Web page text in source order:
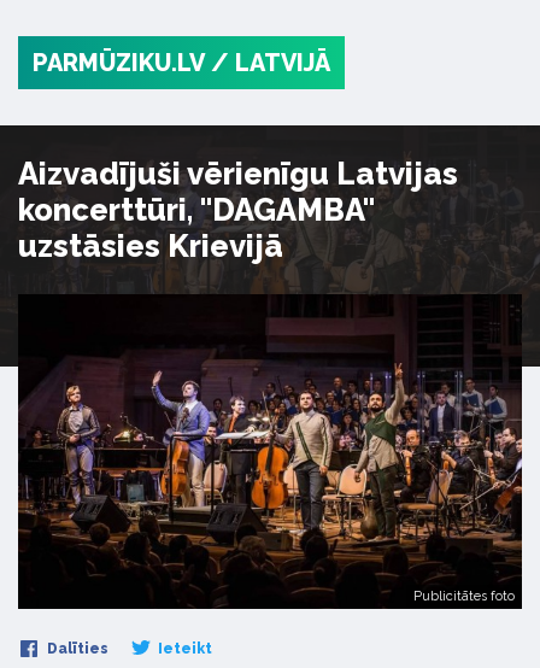
PARMŪZIKU.LV / LATVIJĀ
Aizvadījuši vērienīgu Latvijas
koncerttūri, "DAGAMBA"
uzstāsies Krievijā
Publicitātes foto
Dalīties Ieteikt